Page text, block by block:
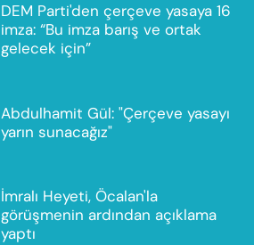
DEM Parti'den çerçeve yasaya 16
imza: “Bu imza barış ve ortak
gelecek için”
Abdulhamit Gül: "Çerçeve yasayı
yarın sunacağız"
İmralı Heyeti, Öcalan'la
görüşmenin ardından açıklama
yaptı